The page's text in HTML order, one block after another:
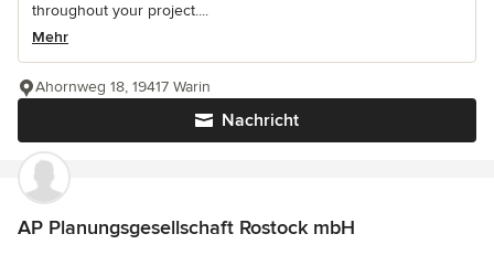
throughout your project....
Mehr
Nachricht
Ahornweg 18, 19417 Warin
AP Planungsgesellschaft Rostock mbH